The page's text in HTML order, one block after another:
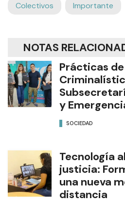
Colectivos Importante
NOTAS
Prácticas
y
SOCIEDAD
Tecnología
justicia:
una nueva
distancia